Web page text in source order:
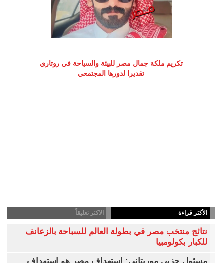
تكريم ملكة جمال مصر للبيئة والسياحة في روتاري
تقديرا لدورها المجتمعي
الأكثر قراءة الاكثر تعليقاً
نتائج منتخب مصر في بطولة العالم للسباحة بالزعانف
للكبار بكولومبيا
مسئول حزبى موريتانى: استهداف مصر هو استهداف